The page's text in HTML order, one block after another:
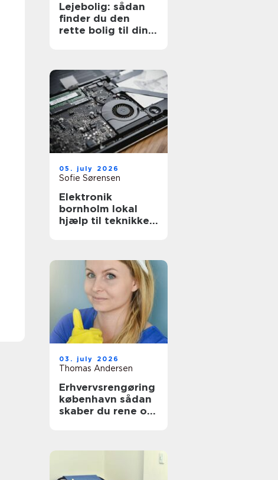
Lejebolig: sådan
finder du den
rette bolig til din
05. july 2026
Sofie Sørensen
Elektronik
bornholm lokal
hjælp til teknikken
03. july 2026
Thomas Andersen
Erhvervsrengøring
københavn sådan
skaber du rene og